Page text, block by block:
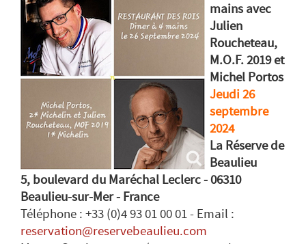
mains avec
Julien
Roucheteau,
M.O.F. 2019 et
Michel Portos
Jeudi 26
septembre
2024
La Réserve de
Beaulieu
5, boulevard du Maréchal Leclerc - 06310
Beaulieu-sur-Mer - France
Téléphone : +33 (0)4 93 01 00 01 - Email :
reservation@reservebeaulieu.com